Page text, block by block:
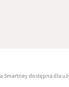
Smartney dostępna dla